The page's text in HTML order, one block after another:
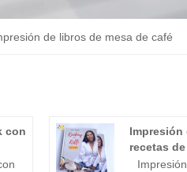
de libros de mesa de café
con
Impresión
recetas